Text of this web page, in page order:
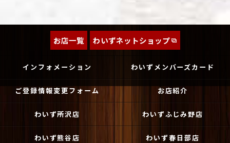
お店一覧 わいずネットショップ
インフォメーション わいずメンバーズカード
ご登録情報変更フォーム お店紹介
わいず所沢店 わいずふじみ野店
わいず熊谷店 わいず春日部店